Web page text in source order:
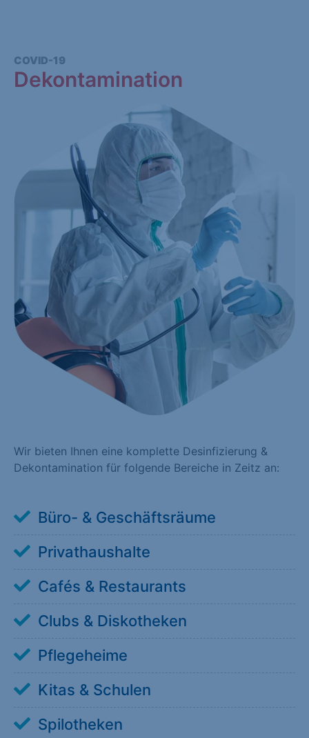
COVID-19
Dekontamination
Wir bieten Ihnen eine komplette Desinfizierung &
Dekontamination für folgende Bereiche in Zeitz an:
Büro- & Geschäftsräume
Privathaushalte
Cafés & Restaurants
Clubs & Diskotheken
Pflegeheime
Kitas & Schulen
Spilotheken